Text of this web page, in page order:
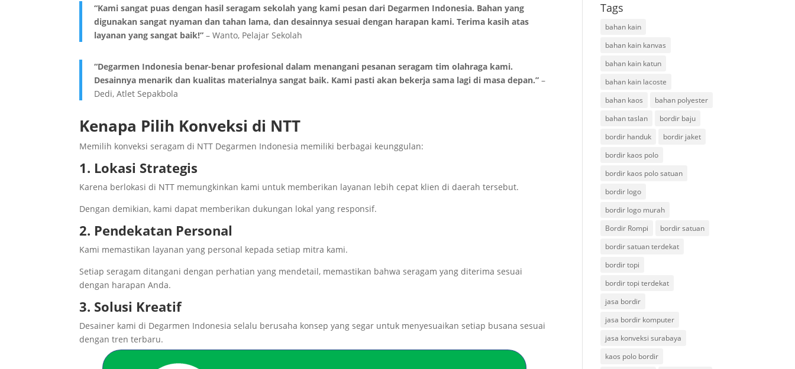
“Kami sangat puas dengan hasil seragam sekolah yang kami pesan dari Degarmen Indonesia. Bahan yang
digunakan sangat nyaman dan tahan lama, dan desainnya sesuai dengan harapan kami. Terima kasih atas
layanan yang sangat baik!” – Wanto, Pelajar Sekolah
“Degarmen Indonesia benar-benar profesional dalam menangani pesanan seragam tim olahraga kami.
Desainnya menarik dan kualitas materialnya sangat baik. Kami pasti akan bekerja sama lagi di masa depan.” –
Dedi, Atlet Sepakbola
Kenapa Pilih Konveksi di NTT
Memilih konveksi seragam di NTT Degarmen Indonesia memiliki berbagai keunggulan:
1. Lokasi Strategis
Karena berlokasi di NTT memungkinkan kami untuk memberikan layanan lebih cepat klien di daerah tersebut.
Dengan demikian, kami dapat memberikan dukungan lokal yang responsif.
2. Pendekatan Personal
Kami memastikan layanan yang personal kepada setiap mitra kami.
Setiap seragam ditangani dengan perhatian yang mendetail, memastikan bahwa seragam yang diterima sesuai
dengan harapan Anda.
3. Solusi Kreatif
Desainer kami di Degarmen Indonesia selalu berusaha konsep yang segar untuk menyesuaikan setiap busana sesuai
dengan tren terbaru.
Tags
bahan kain
bahan kain kanvas
bahan kain katun
bahan kain lacoste
bahan kaos
bahan polyester
bahan taslan
bordir baju
bordir handuk
bordir jaket
bordir kaos polo
bordir kaos polo satuan
bordir logo
bordir logo murah
Bordir Rompi
bordir satuan
bordir satuan terdekat
bordir topi
bordir topi terdekat
jasa bordir
jasa bordir komputer
jasa konveksi surabaya
kaos polo bordir